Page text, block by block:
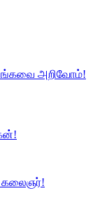
அறிவோம்!
கலைஞர்!